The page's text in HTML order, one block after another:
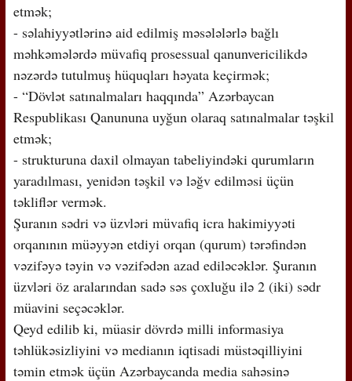
etmək;
- səlahiyyətlərinə aid edilmiş məsələlərlə bağlı
məhkəmələrdə müvafiq prosessual qanunvericilikdə
nəzərdə tutulmuş hüquqları həyata keçirmək;
- “Dövlət satınalmaları haqqında” Azərbaycan
Respublikası Qanununa uyğun olaraq satınalmalar təşkil
etmək;
- strukturuna daxil olmayan tabeliyindəki qurumların
yaradılması, yenidən təşkil və ləğv edilməsi üçün
təkliflər vermək.
Şuranın sədri və üzvləri müvafiq icra hakimiyyəti
orqanının müəyyən etdiyi orqan (qurum) tərəfindən
vəzifəyə təyin və vəzifədən azad ediləcəklər. Şuranın
üzvləri öz aralarından sadə səs çoxluğu ilə 2 (iki) sədr
müavini seçəcəklər.
Qeyd edilib ki, müasir dövrdə milli informasiya
təhlükəsizliyini və medianın iqtisadi müstəqilliyini
təmin etmək üçün Azərbaycanda media sahəsinə